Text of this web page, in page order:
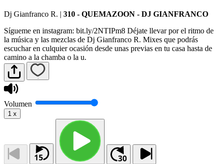
Dj Gianfranco R. | 310 - QUEMAZOON - DJ GIANFRANCO
Sígueme en instagram: bit.ly/2NTIPm8 Déjate llevar por el ritmo de
la música y las mezclas de Dj Gianfranco R. Mixes que podrás
escuchar en culquier ocasión desde unas previas en tu casa hasta de
camino a la chamba o la u.
Volumen
1 x